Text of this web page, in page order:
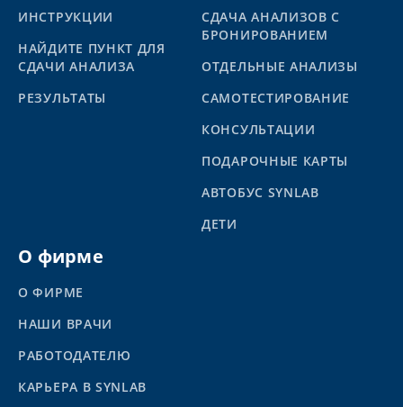
ИНСТРУКЦИИ
НАЙДИТЕ ПУНКТ ДЛЯ
СДАЧИ АНАЛИЗА
PЕЗУЛЬТАТЫ
СДАЧА АНАЛИЗОВ С
БРОНИРОВАНИЕМ
ОТДЕЛЬНЫЕ АНАЛИЗЫ
САМОТЕСТИРОВАНИЕ
КОНСУЛЬТАЦИИ
ПОДАРОЧНЫЕ КАРТЫ
АВТОБУС SYNLAB
ДЕТИ
О фирме
О ФИРМЕ
НАШИ ВРАЧИ
РАБОТОДАТЕЛЮ
КАРЬЕРА В SYNLAB